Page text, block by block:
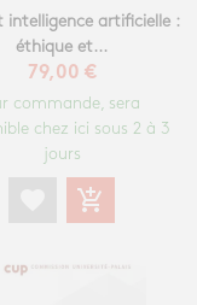
intelligence artificielle :
éthique et...
79,00 €
commande, sera
chez ici sous 2 à 3
jours
add_shopping_cart